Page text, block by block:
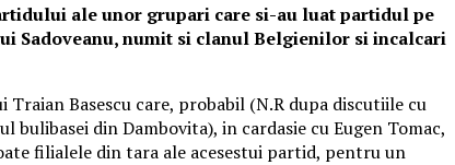
ale unor grupari care si-au luat partidul pe
Sadoveanu, numit si clanul Belgienilor si incalcari
Basescu care, probabil (N.R dupa discutiile cu
din Dambovita), in cardasie cu Eugen Tomac,
filialele din tara ale acesestui partid, pentru un